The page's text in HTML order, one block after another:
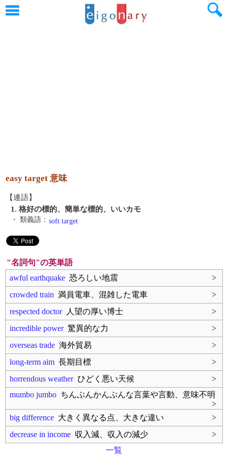
easy target 意味
【連語】
1. 格好の標的、簡単な標的、いいカモ
・ 類義語： soft target
"名詞句"の英単語
awful earthquake 恐ろしい地震
>
crowded train 満員電車、混雑した電車
>
respected doctor人望の厚い博士
>
incredible power驚異的な力
>
overseas trade 海外貿易
>
long-term aim 長期目標
>
horrendous weatherひどく悪い天候
>
mumbo jumbo ちんぷんかんぷんな言葉や言動、意味不明
>
big difference 大きく異なる点、大きな違い
>
decrease in income 収入減、収入の減少
>
一覧